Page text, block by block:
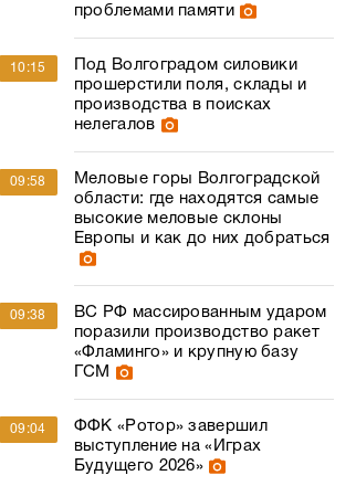
проблемами памяти
10:15
Под Волгоградом силовики
прошерстили поля, склады и
производства в поисках
нелегалов
09:58
Меловые горы Волгоградской
области: где находятся самые
высокие меловые склоны
Европы и как до них добраться
09:38
ВС РФ массированным ударом
поразили производство ракет
«Фламинго» и крупную базу
ГСМ
09:04
ФФК «Ротор» завершил
выступление на «Играх
Будущего 2026»